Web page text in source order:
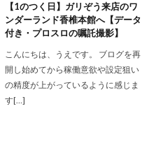
【1のつく日】ガリぞう来店のワ
ンダーランド香椎本館へ【データ
付き・プロスロの嘱託撮影】
こんにちは、うえです。 ブログを再
開し始めてから稼働意欲や設定狙い
の精度が上がっているように感じま
す[…]